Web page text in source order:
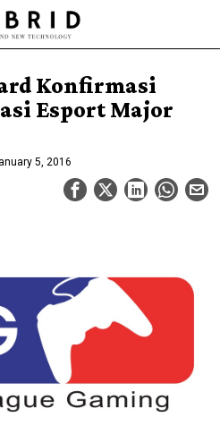
Konfirmasi
Esport Major
5, 2016